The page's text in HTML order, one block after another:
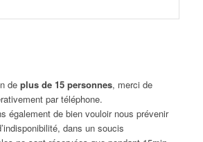
de plus de 15 personnes, merci de
par téléphone.
également de bien vouloir nous prévenir
dans un soucis